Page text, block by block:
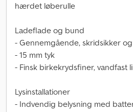
hærdet løberulle
Ladeflade og bund
- Gennemgående, skridsikker
- 15 mm tyk
- Finsk birkekrydsfiner, vandfast
Lysinstallationer
- Indvendig belysning med